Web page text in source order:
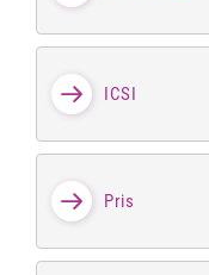
ICSI
Pris